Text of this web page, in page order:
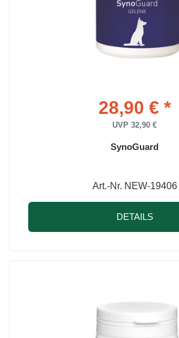
28,90 € *
UVP 32,90 €
SynoGuard
Art.-Nr. NEW-19406
DETAILS